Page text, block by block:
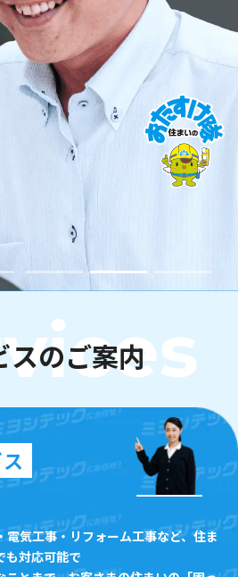
スのご案内
気工事・リフォーム工事など、住ま
も対応可能で